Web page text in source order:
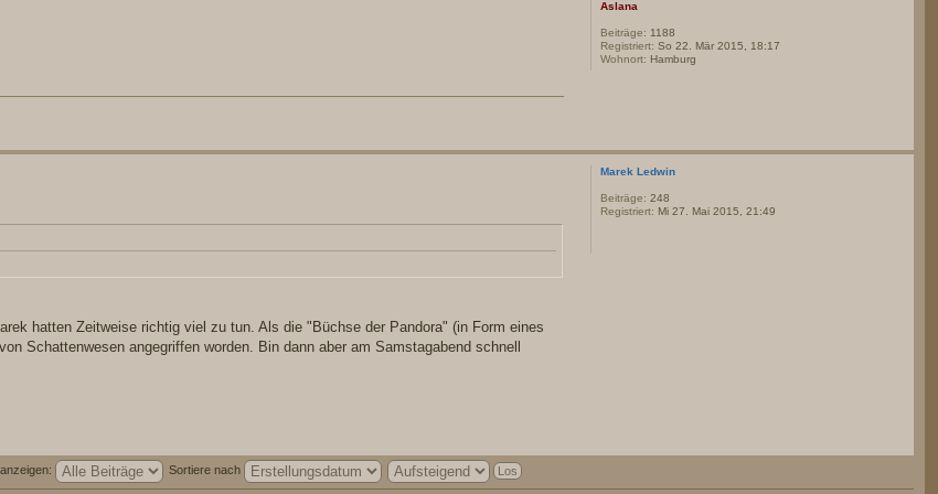
Aslana
Beiträge: 1188
Registriert: So 22. Mär 2015, 18:17
Wohnort: Hamburg
hatten Zeitweise richtig viel zu tun. Als die "Büchse der Pandora" (in Form eines
Schattenwesen angegriffen worden. Bin dann aber am Samstagabend schnell
Marek Ledwin
Beiträge: 248
Registriert: Mi 27. Mai 2015, 21:49
Sortiere nach